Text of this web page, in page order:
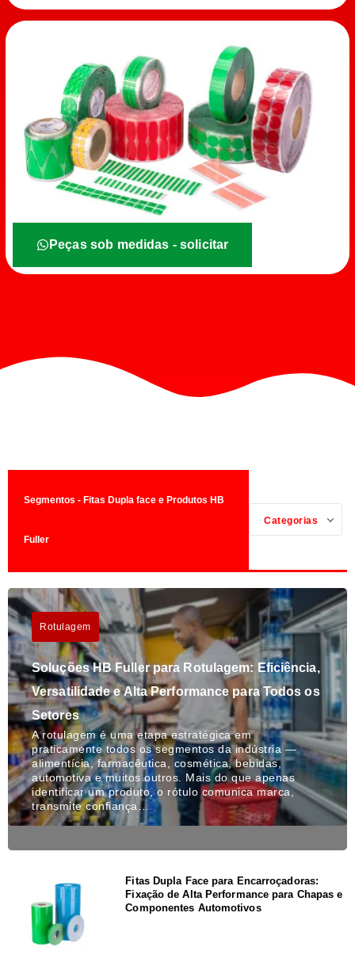
Peças sob medidas - solicitar
Segmentos - Fitas Dupla face e Produtos HB
Fuller
Categorias
Rotulagem
Soluções HB Fuller para Rotulagem: Eficiência,
Versatilidade e Alta Performance para Todos os
Setores
A rotulagem é uma etapa estratégica em
praticamente todos os segmentos da indústria —
alimentícia, farmacêutica, cosmética, bebidas,
automotiva e muitos outros. Mais do que apenas
identificar um produto, o rótulo comunica marca,
transmite confiança…
Fitas Dupla Face para Encarroçadoras:
Fixação de Alta Performance para Chapas e
Componentes Automotivos